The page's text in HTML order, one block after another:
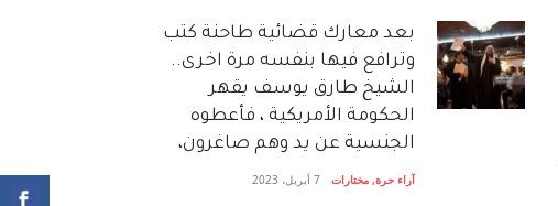
بعد معارك قضائية طاحنة كتب
وترافع فيها بنفسه مرة اخرى..
الشيخ طارق يوسف يقهر
الحكومة الأمريكية ، فأعطوه
الجنسية عن يد وهم صاغرون،
آراء حرة, مختارات 7 أبريل، 2023